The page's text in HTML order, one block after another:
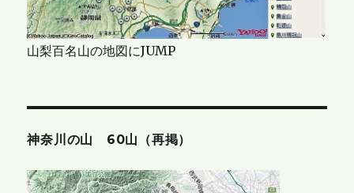
山梨百名山の地図にJUMP
神奈川の山 60山（再掲）